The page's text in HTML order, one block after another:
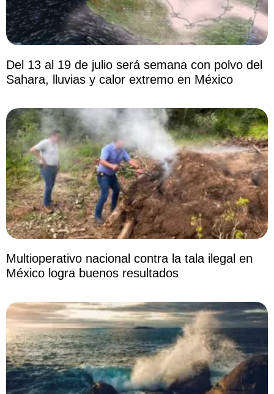
Del 13 al 19 de julio será semana con polvo del
Sahara, lluvias y calor extremo en México
Multioperativo nacional contra la tala ilegal en
México logra buenos resultados